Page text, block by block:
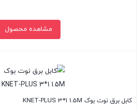
مشاهده محصول
کابل برق نوت بوک KNET-PLUS 3*1 1.5M